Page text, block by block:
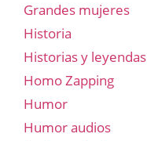
Grandes mujeres
Historia
Historias y leyendas
Homo Zapping
Humor
Humor audios